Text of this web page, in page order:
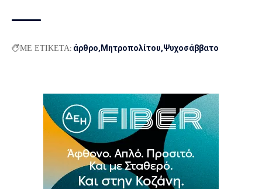
ΜΕ ΕΤΙΚΕΤΑ: άρθρο Μητροπολίτου Ψυχοσάββατο